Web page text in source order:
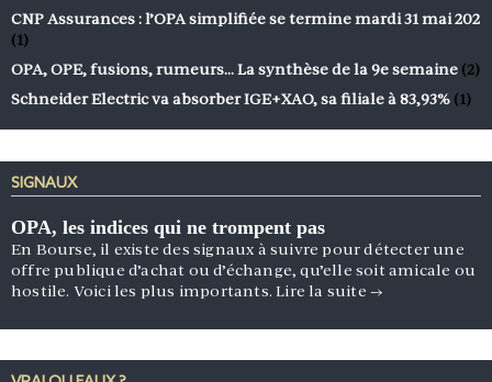
CNP Assurances : l’OPA simplifiée se termine mardi 31 mai 202
(1)
OPA, OPE, fusions, rumeurs… La synthèse de la 9e semaine (2)
Schneider Electric va absorber IGE+XAO, sa filiale à 83,93% (1)
SIGNAUX
OPA, les indices qui ne trompent pas
En Bourse, il existe des signaux à suivre pour détecter une
offre publique d’achat ou d’échange, qu’elle soit amicale ou
hostile. Voici les plus importants.Lire la suite →